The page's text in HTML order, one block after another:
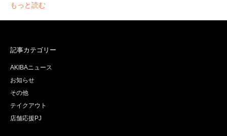
もっと読む
記事カテゴリー
AKIBAニュース
お知らせ
その他
テイクアウト
店舗応援PJ